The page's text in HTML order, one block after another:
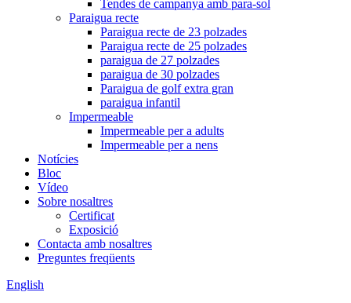
Tendes de campanya amb para-sol
Paraigua recte
Paraigua recte de 23 polzades
Paraigua recte de 25 polzades
paraigua de 27 polzades
paraigua de 30 polzades
Paraigua de golf extra gran
paraigua infantil
Impermeable
Impermeable per a adults
Impermeable per a nens
Notícies
Bloc
Vídeo
Sobre nosaltres
Certificat
Exposició
Contacta amb nosaltres
Preguntes freqüents
English